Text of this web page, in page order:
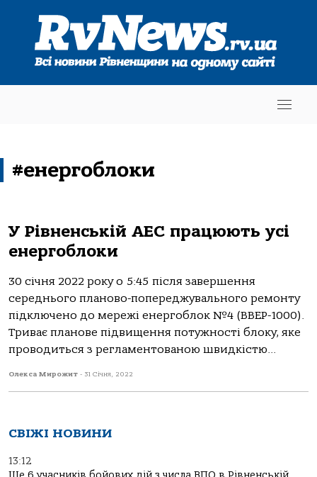
#енергоблоки
У Рівненській АЕС працюють усі
енергоблоки
30 січня 2022 року о 5:45 після завершення
середнього планово-попереджувального ремонту
підключено до мережі енергоблок №4 (ВВЕР-1000).
Триває планове підвищення потужності блоку, яке
проводиться з регламентованою швидкістю...
Олекса Мирожит - 31 Січня, 2022
СВІЖІ НОВИНИ
13:12